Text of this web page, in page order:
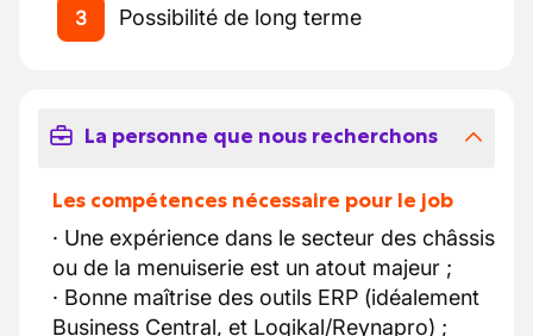
3 Possibilité de long terme
La personne que nous recherchons
Les compétences nécessaire pour le job
· Une expérience dans le secteur des châssis
ou de la menuiserie est un atout majeur ;
· Bonne maîtrise des outils ERP (idéalement
Business Central, et Logikal/Reynapro) ;